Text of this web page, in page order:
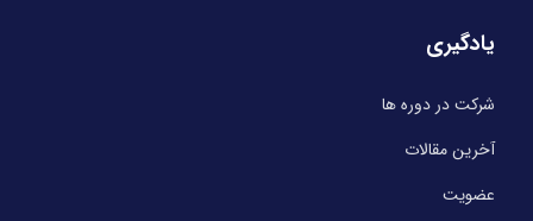
یادگیری
شرکت در دوره ها
آخرین مقالات
عضویت